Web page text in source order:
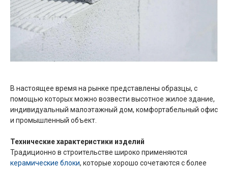
В настоящее время на рынке представлены образцы, с
помощью которых можно возвести высотное жилое здание,
индивидуальный малоэтажный дом, комфортабельный офис
и промышленный объект.
Технические характеристики изделий
Традиционно в строительстве широко применяются
керамические блоки, которые хорошо сочетаются с более